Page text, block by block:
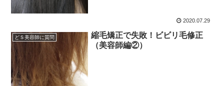
2020.07.29
どＳ美容師に質問
縮毛矯正で失敗！ビビリ毛修正
（美容師編②）